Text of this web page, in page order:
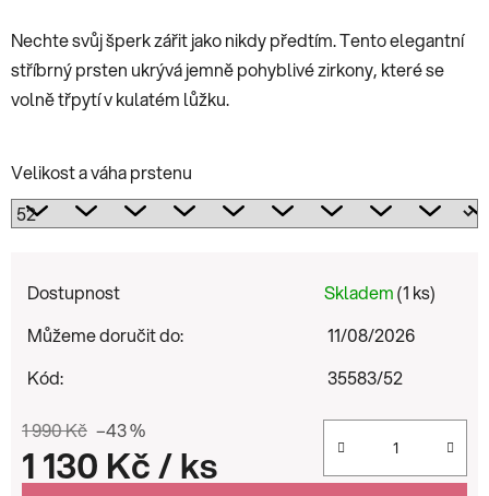
Nechte svůj šperk zářit jako nikdy předtím. Tento elegantní
stříbrný prsten ukrývá jemně pohyblivé zirkony, které se
volně třpytí v kulatém lůžku.
Velikost a váha prstenu
Dostupnost Skladem(1 ks)
Můžeme doručit do:
11/08/2026
Kód:
35583/52
1 990 Kč –43 %
1 130 Kč/ ks